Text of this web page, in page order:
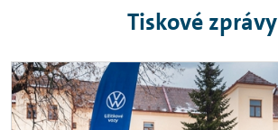
Tiskové zprávy